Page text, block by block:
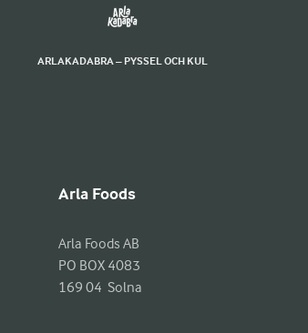
ARLAKADABRA – PYSSEL OCH KUL
Arla Foods
Arla Foods AB
PO BOX 4083
169 04  Solna